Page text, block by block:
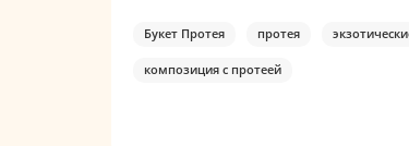
Букет Протея протея
композиция с протеей